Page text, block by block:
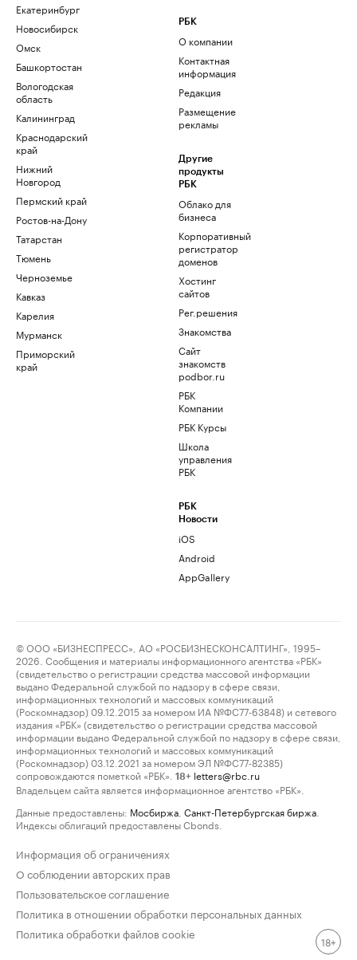
Екатеринбург
Новосибирск
Омск
Башкортостан
Вологодская
область
Калининград
Краснодарский
край
Нижний
Новгород
Пермский край
Ростов-на-Дону
Татарстан
Тюмень
Черноземье
Кавказ
Карелия
Мурманск
Приморский
край
РБК
О компании
Контактная
информация
Редакция
Размещение
рекламы
Другие
продукты
РБК
Облако для
бизнеса
Корпоративный
регистратор
доменов
Хостинг
сайтов
Рег.решения
Знакомства
Сайт
знакомств
podbor.ru
РБК
Компании
РБК Курсы
Школа
управления
РБК
РБК
Новости
iOS
Android
AppGallery
© ООО «БИЗНЕСПРЕСС», АО «РОСБИЗНЕСКОНСАЛТИНГ», 1995–
2026. Сообщения и материалы информационного агентства «РБК»
(свидетельство о регистрации средства массовой информации
выдано Федеральной службой по надзору в сфере связи,
информационных технологий и массовых коммуникаций
(Роскомнадзор) 09.12.2015 за номером ИА №ФС77-63848) и сетевого
издания «РБК» (свидетельство о регистрации средства массовой
информации выдано Федеральной службой по надзору в сфере связи,
информационных технологий и массовых коммуникаций
(Роскомнадзор) 03.12.2021 за номером ЭЛ №ФС77-82385)
сопровождаются пометкой «РБК».
18+ letters@rbc.ru
Владельцем сайта является информационное агентство «РБК».
Данные предоставлены: Мосбиржа Санкт-Петербургская биржа
Индексы облигаций предоставлены Cbonds.
Информация об ограничениях
О соблюдении авторских прав
Пользовательское соглашение
Политика в отношении обработки персональных данных
Политика обработки файлов cookie
18+